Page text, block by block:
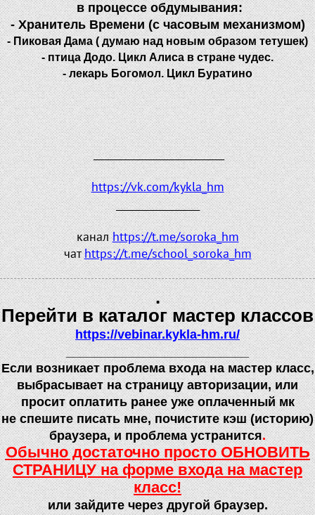
в процессе обдумывания:
- Хранитель Времени (с часовым механизмом)
- Пиковая Дама ( думаю над новым образом тетушек)
- птица Додо. Цикл Алиса в стране чудес.
- лекарь Богомол. Цикл Буратино
_______________________________
https://vk.com/kykla_hm
_________________
каналhttps://t.me/soroka_hm
чатhttps://t.me/school_soroka_hm
.
Перейти в каталог мастер классов
https://vebinar.kykla-hm.ru/
__________________________
Если возникает проблема входа на мастер класс,
выбрасывает на страницу авторизации, или
просит оплатить ранее уже оплаченный мк
не спешите писать мне, почистите кэш (историю)
браузера, и проблема устранится.
Обычно достаточно просто ОБНОВИТЬ
СТРАНИЦУ на форме входа на мастер
класс!
или зайдите через другой браузер.